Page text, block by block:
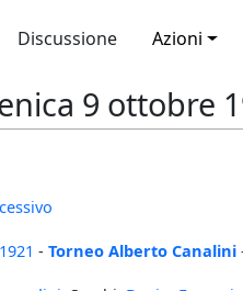
Discussione Azioni
9 ottobre
1921 - Torneo Alberto Canalini